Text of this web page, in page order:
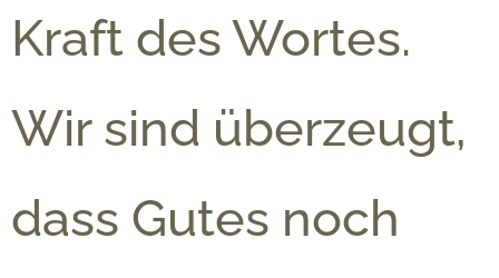
Kraft des Wortes.
Wir sind überzeugt,
dass Gutes noch